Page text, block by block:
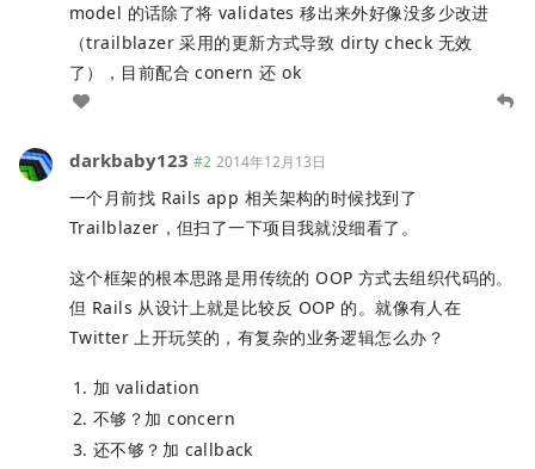
model 的话除了将 validates 移出来外好像没多少改进
（trailblazer 采用的更新方式导致 dirty check 无效
了），目前配合 conern 还 ok
darkbaby123 #2 2014年12月13日
一个月前找 Rails app 相关架构的时候找到了
Trailblazer，但扫了一下项目我就没细看了。
这个框架的根本思路是用传统的 OOP 方式去组织代码的。
但 Rails 从设计上就是比较反 OOP 的。就像有人在
Twitter 上开玩笑的，有复杂的业务逻辑怎么办？
加 validation
不够？加 concern
还不够？加 callback